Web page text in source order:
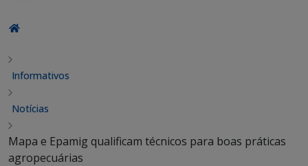
Informativos
Notícias
Mapa e Epamig qualificam técnicos para boas práticas
agropecuárias